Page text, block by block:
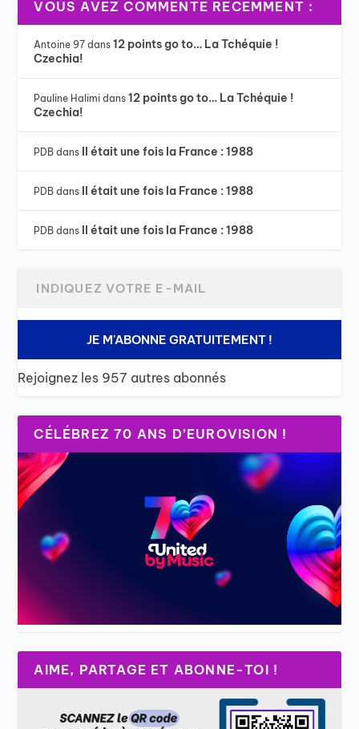
VOUS AVEZ COMMENTÉ RÉCEMMENT :
Antoine 97 dans12 points go to… La Tchéquie !
Czechia!
Pauline Halimi dans12 points go to… La Tchéquie !
Czechia!
PDB dans Il était une fois la France : 1988
PDB dans Il était une fois la France : 1988
PDB dans Il était une fois la France : 1988
JE M'ABONNE GRATUITEMENT !
Rejoignez les 957 autres abonnés
CÉLÉBREZ 70 ANS D’EUROVISION !
AIME, PARTAGE ET ABONNE-TOI !